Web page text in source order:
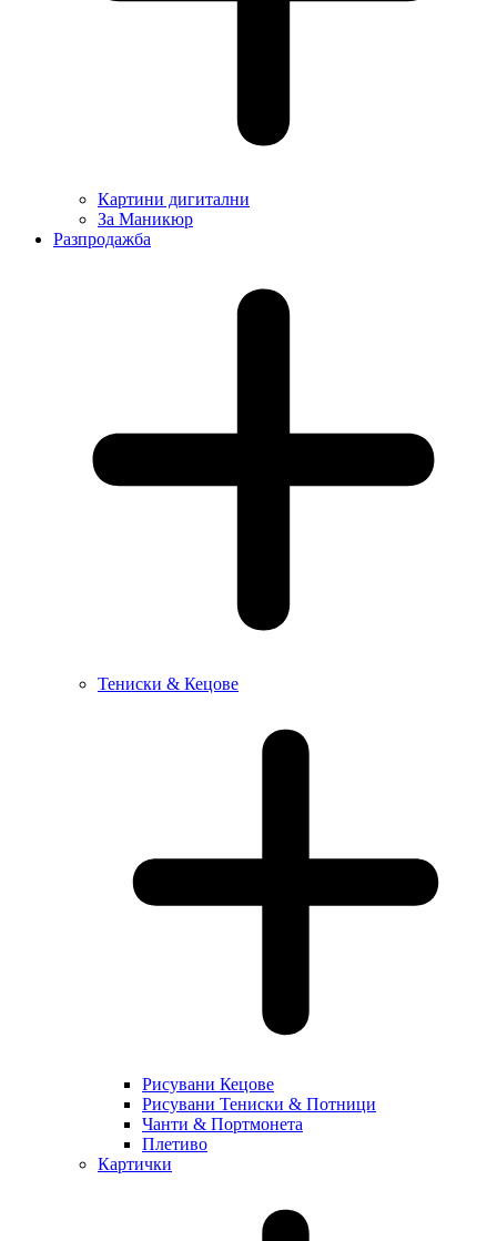
Картини дигитални
За Маникюр
Разпродажба
Тениски & Кецове
Рисувани Кецове
Рисувани Тениски & Потници
Чанти & Портмонета
Плетиво
Картички